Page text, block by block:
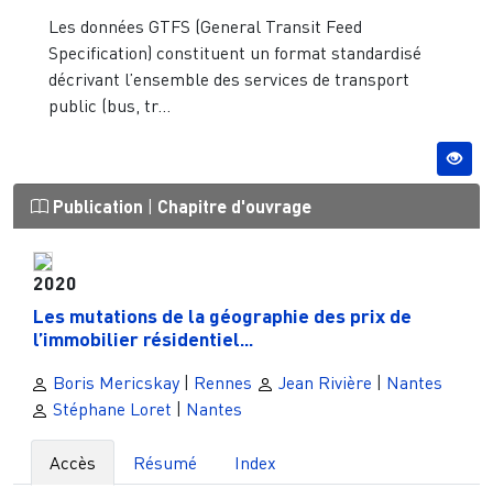
Les données GTFS (General Transit Feed
Specification) constituent un format standardisé
décrivant l’ensemble des services de transport
public (bus, tr...
Publication Chapitre d'ouvrage
2020
Les mutations de la géographie des prix de
l’immobilier résidentiel...
Boris Mericskay Rennes Jean Rivière
Nantes
Stéphane Loret
Nantes
Accès Résumé Index